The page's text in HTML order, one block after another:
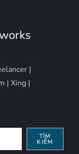
|
|Xing |
TÌM
KIẾM